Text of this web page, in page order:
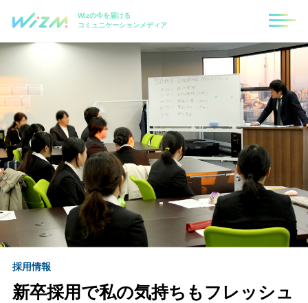
Wizの今を届ける
コミュニケーションメディア
採用情報
新卒採用で私の気持ちもフレッシュ